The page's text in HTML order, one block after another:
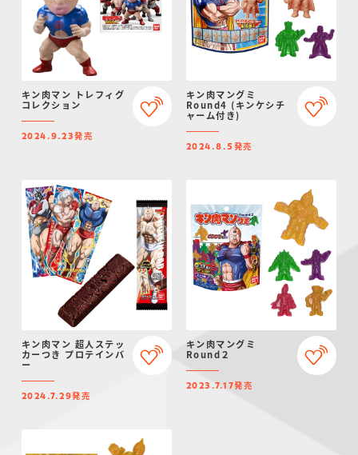
キン肉マン トレフィグ
コレクション
2024.9.23発売
キン肉マングミ
Round4 (キンケシチ
ャーム付き)
2024.8.5 発売
キン肉マン 超人ステッ
カーつき プロテインバ
ー
2024.7.29発売
キン肉マングミ
Round２
2023.7.17発売